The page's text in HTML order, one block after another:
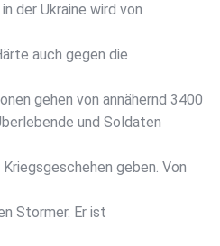
der Ukraine wird von
auch gegen die
gehen von annähernd 3400
und Soldaten
geben. Von
Stormer. Er ist